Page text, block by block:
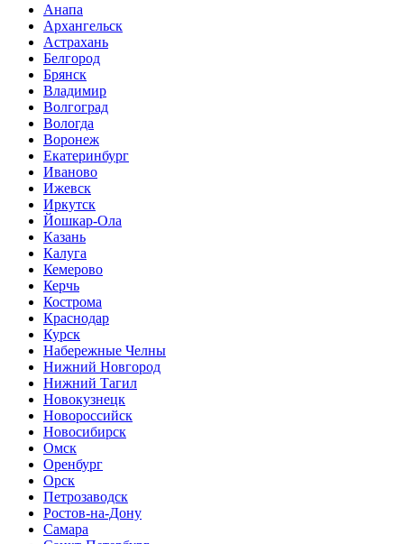
Анапа
Архангельск
Астрахань
Белгород
Брянск
Владимир
Волгоград
Вологда
Воронеж
Екатеринбург
Иваново
Ижевск
Иркутск
Йошкар-Ола
Казань
Калуга
Кемерово
Керчь
Кострома
Краснодар
Курск
Набережные Челны
Нижний Новгород
Нижний Тагил
Новокузнецк
Новороссийск
Новосибирск
Омск
Оренбург
Орск
Петрозаводск
Ростов-на-Дону
Самара